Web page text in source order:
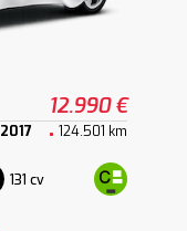
12.990 €
2017 124.501 km
131 cv